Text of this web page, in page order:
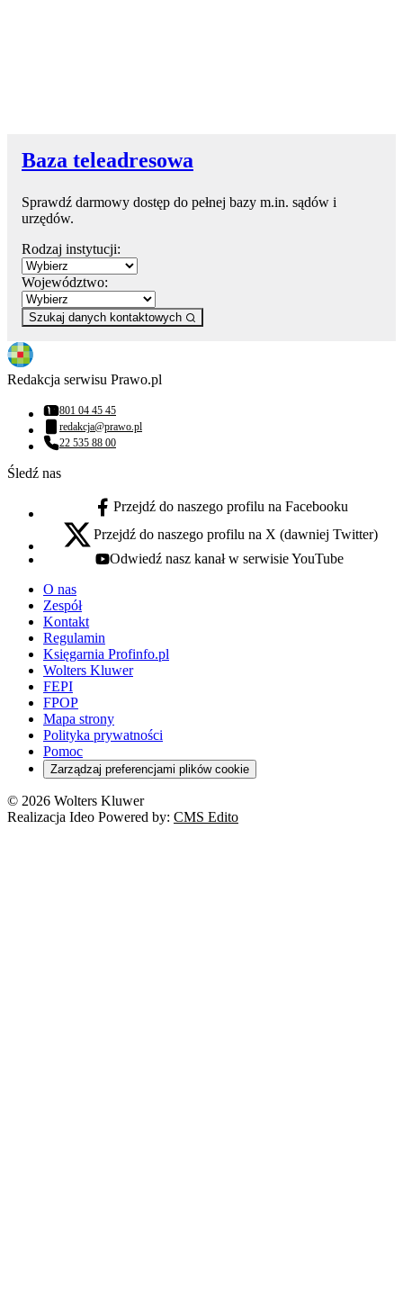
Baza teleadresowa
Sprawdź darmowy dostęp do pełnej bazy m.in. sądów i
urzędów.
Rodzaj instytucji:
Województwo:
Szukaj danych kontaktowych
Redakcja serwisu Prawo.pl
Numer telefonu:
801 04 45 45
Adres email:
redakcja@prawo.pl
Numer telefonu:
22 535 88 00
Śledź nas
facebook - otwiera się w nowej karcie
Przejdź do naszego profilu na Facebooku
x - otwiera się w nowej karcie
Przejdź do naszego profilu na X (dawniej Twitter)
youtube - otwiera się w nowej karcie
Odwiedź nasz kanał w serwisie YouTube
O nas
Zespół
Kontakt
Regulamin
Księgarnia Profinfo.pl
Wolters Kluwer
FEPI
FPOP
Mapa strony
Polityka prywatności
Pomoc
Zarządzaj preferencjami plików cookie
© 2026 Wolters Kluwer
Realizacja Ideo Powered by: CMS Edito